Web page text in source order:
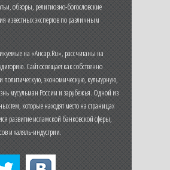
обзоры, религиозно-богословские
известных экспертов по различным
на «Ансар.Ru», рассчитаны на
Сайт освещает как собственно
политическую, экономическую, культурную,
мусульман России и зарубежья. Одной из
тем, которые находят место на страницах
развитие исламской банковской сферы,
и халяль-индустрии.